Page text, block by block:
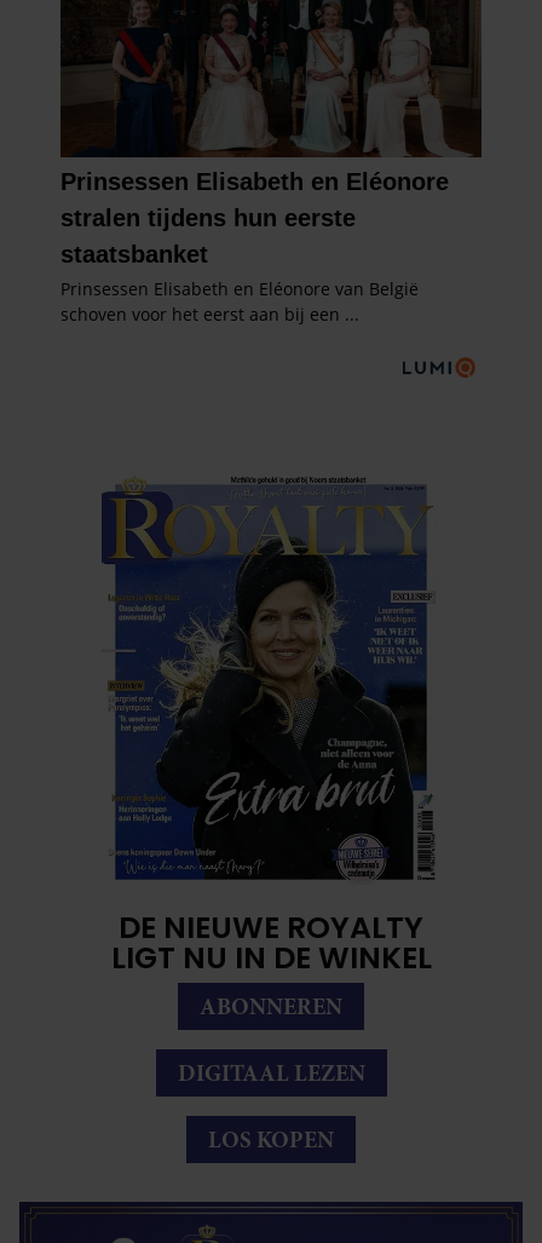
DE NIEUWE ROYALTY
LIGT NU IN DE WINKEL
ABONNEREN
DIGITAAL LEZEN
LOS KOPEN